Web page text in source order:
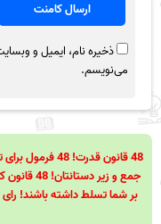
ذخیره نام، ایمیل و
می‌نویسم.
جمع و زیر
بر شما تسلط داشته باشند!